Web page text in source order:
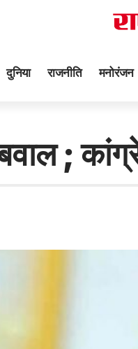
दुनिया राजनीति मनोरंजन
;